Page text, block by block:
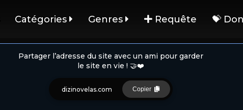
Catégories Genres Requête 💝
Partager l’adresse du site avec un ami pour garder
le site en vie ! 🤝❤️
dizinovelas.com Copier